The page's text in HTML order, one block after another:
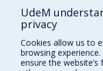
Who does what?
Find us
Site map
UdeM
privacy
Cookies allow us to
browsing
ensure the